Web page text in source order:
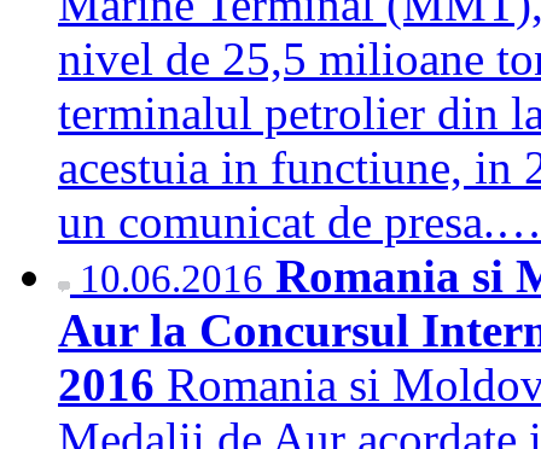
nivel de 25,5 milioane
terminalul petrolier din
acestuia in functiune, in
un comunicat de
10.06.2016 Romania si
Aur la Concursul
2016 Romania si